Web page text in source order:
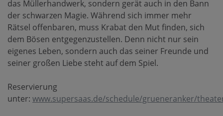
das Müllerhandwerk, sondern gerät auch in den Bann
der schwarzen Magie. Während sich immer mehr
Rätsel offenbaren, muss Krabat den Mut finden, sich
dem Bösen entgegenzustellen. Denn nicht nur sein
eigenes Leben, sondern auch das seiner Freunde und
seiner großen Liebe steht auf dem Spiel.
Reservierung
unter: www.supersaas.de/schedule/grueneranker/